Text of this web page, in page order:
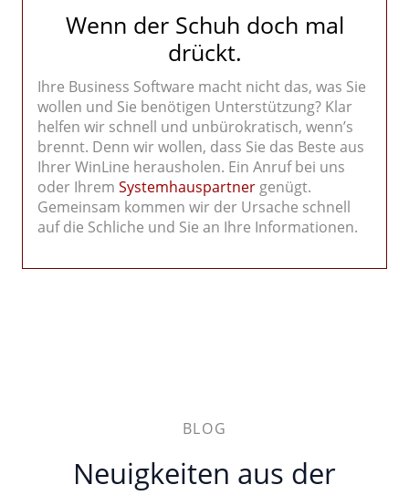
Wenn der Schuh doch mal
drückt.
Ihre Business Software macht nicht das, was Sie
wollen und Sie benötigen Unterstützung? Klar
helfen wir schnell und unbürokratisch, wenn’s
brennt. Denn wir wollen, dass Sie das Beste aus
Ihrer WinLine herausholen. Ein Anruf bei uns
oder Ihrem Systemhauspartner genügt.
Gemeinsam kommen wir der Ursache schnell
auf die Schliche und Sie an Ihre Informationen.
BLOG
Neuigkeiten aus der